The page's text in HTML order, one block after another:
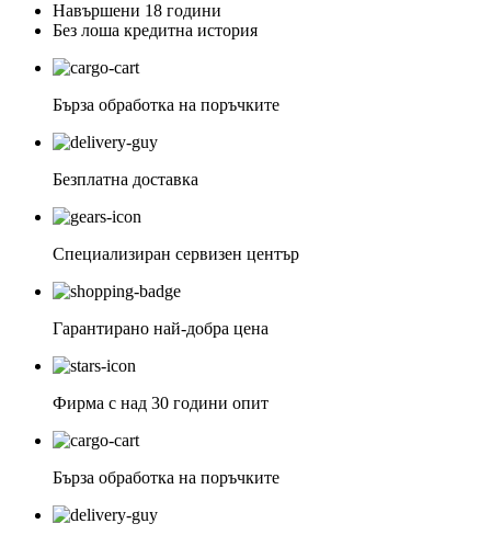
Навършени 18 години
Без лоша кредитна история
Бърза обработка на поръчките
Безплатна доставка
Специализиран сервизен център
Гарантирано най-добра цена
Фирма с над 30 години опит
Бърза обработка на поръчките